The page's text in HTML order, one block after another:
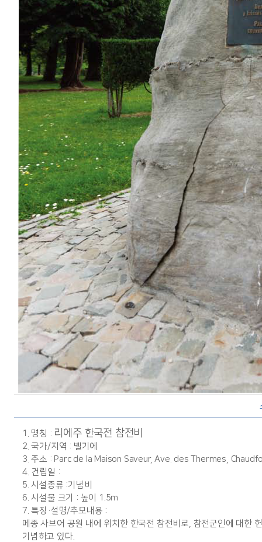
1. 명칭 : 리에주 한국전 참전비
2. 국가/지역 : 벨기에
3. 주소 : Parc de la Maison Saveur, Ave. des Thermes,
4. 건립일 :
5. 시설종류 :기념비
6. 시설물 크기 : 높이 1.5m
7. 특징·설명/추모내용 :
메종 사브어 공원 내에 위치한 한국전 참전비로, 참전군인에 대한
기념하고 있다.